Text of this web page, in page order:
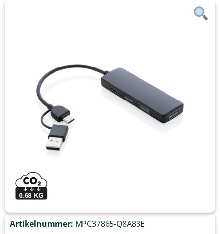
Artikelnummer: MPC37865-Q8A83E